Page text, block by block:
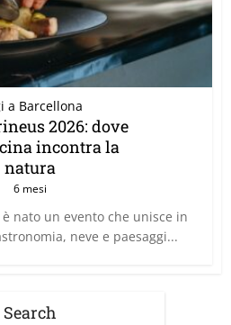
a Barcellona
2026: dove
incontra la
natura
6 mesi
nato un evento che unisce in
neve e paesaggi...
Search